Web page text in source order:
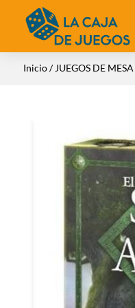
Inicio/ JUEGOS DE MESA